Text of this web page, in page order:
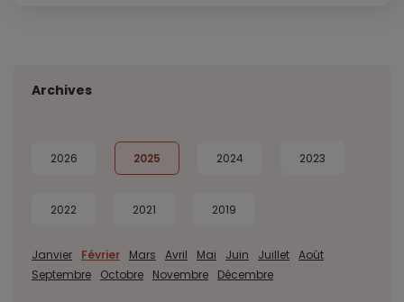
Archives
2026 2025 2024 2023
2022 2021 2019
Janvier Février Mars Avril Mai Juin Juillet Août
Septembre
Octobre Novembre Décembre